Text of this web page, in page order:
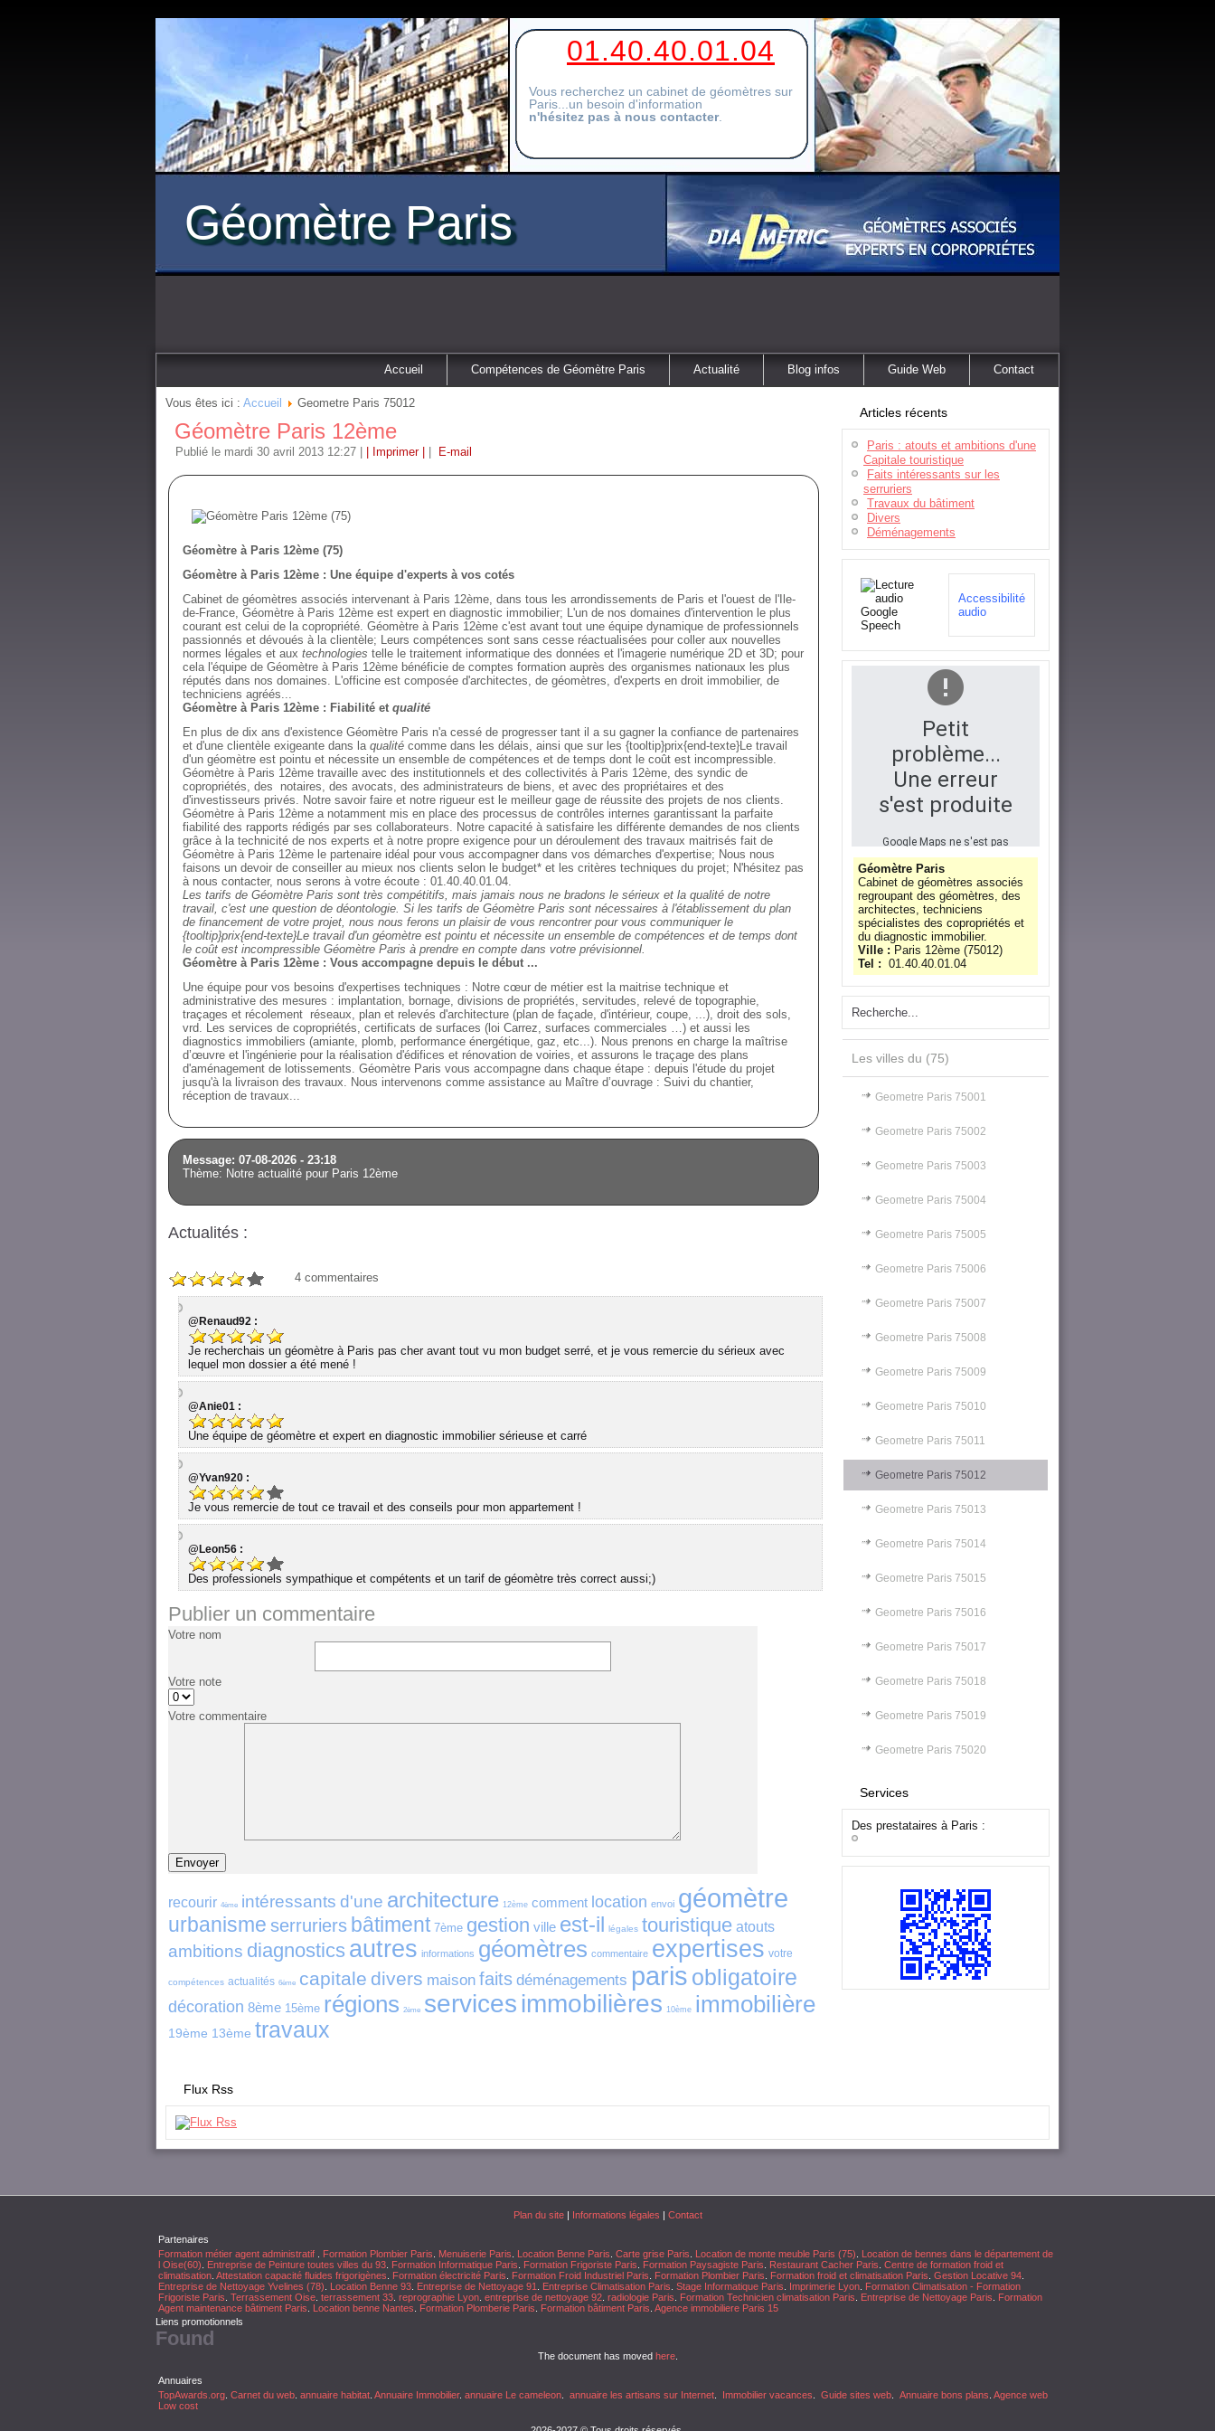
Vous recherchez un cabinet de géomètres sur
Paris...un besoin d'information
n'hésitez pas à nous contacter.
Géomètre Paris
01.40.40.01.04
Accueil Compétences de Géomètre Paris Actualité Blog infos Guide Web Contact
Vous êtes ici : Accueil Geometre Paris 75012
Géomètre Paris 12ème
Publié le mardi 30 avril 2013 12:27 | Imprimer | E-mail
Géomètre à Paris 12ème (75)
Géomètre à Paris 12ème : Une équipe d'experts à vos cotés
Cabinet de géomètres associés intervenant à Paris 12ème, dans tous les arrondissements de Paris et l'ouest de l'Ile-
de-France, Géomètre à Paris 12ème est expert en diagnostic immobilier; L'un de nos domaines d'intervention le plus
courant est celui de la copropriété. Géomètre à Paris 12ème c'est avant tout une équipe dynamique de professionnels
passionnés et dévoués à la clientèle; Leurs compétences sont sans cesse réactualisées pour coller aux nouvelles
normes légales et aux technologies telle le traitement informatique des données et l'imagerie numérique 2D et 3D; pour
cela l'équipe de Géomètre à Paris 12ème bénéficie de comptes formation auprès des organismes nationaux les plus
réputés dans nos domaines. L'officine est composée d'architectes, de géomètres, d'experts en droit immobilier, de
techniciens agréés...
Géomètre à Paris 12ème : Fiabilité et qualité
En plus de dix ans d'existence Géomètre Paris n'a cessé de progresser tant il a su gagner la confiance de partenaires
et d'une clientèle exigeante dans la qualité comme dans les délais, ainsi que sur les {tooltip}prix{end-texte}Le travail
d'un géomètre est pointu et nécessite un ensemble de compétences et de temps dont le coût est incompressible.
Géomètre à Paris 12ème travaille avec des institutionnels et des collectivités à Paris 12ème, des syndic de
copropriétés, des notaires, des avocats, des administrateurs de biens, et avec des propriétaires et des
d'investisseurs privés. Notre savoir faire et notre rigueur est le meilleur gage de réussite des projets de nos clients.
Géomètre à Paris 12ème a notamment mis en place des processus de contrôles internes garantissant la parfaite
fiabilité des rapports rédigés par ses collaborateurs. Notre capacité à satisfaire les différente demandes de nos clients
grâce à la technicité de nos experts et à notre propre exigence pour un déroulement des travaux maitrisés fait de
Géomètre à Paris 12ème le partenaire idéal pour vous accompagner dans vos démarches d'expertise; Nous nous
faisons un devoir de conseiller au mieux nos clients selon le budget* et les critères techniques du projet; N'hésitez pas
à nous contacter, nous serons à votre écoute : 01.40.40.01.04.
Les tarifs de Géomètre Paris sont très compétitifs, mais jamais nous ne bradons le sérieux et la qualité de notre
travail, c'est une question de déontologie. Si les tarifs de Géomètre Paris sont nécessaires à l'établissement du plan
de financement de votre projet, nous nous ferons un plaisir de vous rencontrer pour vous communiquer le
{tooltip}prix{end-texte}Le travail d'un géomètre est pointu et nécessite un ensemble de compétences et de temps dont
le coût est incompressible Géomètre Paris à prendre en compte dans votre prévisionnel.
Géomètre à Paris 12ème : Vous accompagne depuis le début ...
Une équipe pour vos besoins d'expertises techniques : Notre cœur de métier est la maitrise technique et
administrative des mesures : implantation, bornage, divisions de propriétés, servitudes, relevé de topographie,
traçages et récolement réseaux, plan et relevés d'architecture (plan de façade, d'intérieur, coupe, ...), droit des sols,
vrd. Les services de copropriétés, certificats de surfaces (loi Carrez, surfaces commerciales …) et aussi les
diagnostics immobiliers (amiante, plomb, performance énergétique, gaz, etc...). Nous prenons en charge la maîtrise
d’œuvre et l'ingénierie pour la réalisation d'édifices et rénovation de voiries, et assurons le traçage des plans
d'aménagement de lotissements. Géomètre Paris vous accompagne dans chaque étape : depuis l'étude du projet
jusqu'à la livraison des travaux. Nous intervenons comme assistance au Maître d’ouvrage : Suivi du chantier,
réception de travaux...
Message: 07-08-2026 - 23:18
Thème: Notre actualité pour Paris 12ème
Actualités :
4 commentaires
@Renaud92 :
Je recherchais un géomètre à Paris pas cher avant tout vu mon budget serré, et je vous remercie du sérieux avec
lequel mon dossier a été mené !
@Anie01 :
Une équipe de géomètre et expert en diagnostic immobilier sérieuse et carré
@Yvan920 :
Je vous remercie de tout ce travail et des conseils pour mon appartement !
@Leon56 :
Des professionels sympathique et compétents et un tarif de géomètre très correct aussi;)
Publier un commentaire
Votre nom
Votre note
Votre commentaire
recourir 4ème intéressants d'une architecture 12ème comment location envoi géomètre
urbanisme serruriers bâtiment 7ème gestion ville est-il légales touristique atouts
ambitions diagnostics autres informations géomètres commentaire expertises votre
compétences actualités 6ème capitale divers maison faits déménagements paris obligatoire
décoration 8ème 15ème régions 2ème services immobilières 10ème immobilière
19ème 13ème travaux
Articles récents
Paris : atouts et ambitions d'une
Capitale touristique
Faits intéressants sur les
serruriers
Travaux du bâtiment
Divers
Déménagements
Accessibilité
audio
Petit
problème...
Une erreur
s'est produite
Google Maps ne s'est pas
chargé correctement sur
cette page. Pour plus
d'informations techniques
sur cette erreur, veuillez
consulter la console
JavaScript.
Géomètre Paris
Cabinet de géomètres associés
regroupant des géomètres, des
architectes, techniciens
spécialistes des copropriétés et
du diagnostic immobilier.
Ville : Paris 12ème (75012)
Tel : 01.40.40.01.04
Les villes du (75)
Geometre Paris 75001
Geometre Paris 75002
Geometre Paris 75003
Geometre Paris 75004
Geometre Paris 75005
Geometre Paris 75006
Geometre Paris 75007
Geometre Paris 75008
Geometre Paris 75009
Geometre Paris 75010
Geometre Paris 75011
Geometre Paris 75012
Geometre Paris 75013
Geometre Paris 75014
Geometre Paris 75015
Geometre Paris 75016
Geometre Paris 75017
Geometre Paris 75018
Geometre Paris 75019
Geometre Paris 75020
Services
Des prestataires à Paris :
Flux Rss
Plan du site| Informations légales | Contact
Partenaires
Formation métier agent administratif
Formation Plombier Paris Menuiserie Paris Location Benne Paris Carte grise Paris Location de monte meuble Paris (75)
Location de bennes dans le département de
l Oise(60)
Entreprise de Peinture toutes villes du 93 Formation Informatique Paris Formation Frigoriste Paris Formation Paysagiste Paris Restaurant Cacher Paris Centre de formation froid et
climatisation Attestation capacité fluides frigorigènes Formation électricité Paris Formation Froid Industriel Paris Formation Plombier Paris Formation froid et climatisation Paris Gestion Locative 94
Entreprise de Nettoyage Yvelines (78)
Location Benne 93 Entreprise de Nettoyage 91 Entreprise Climatisation Paris Stage Informatique Paris Imprimerie Lyon Formation Climatisation - Formation
Frigoriste Paris Terrassement Oise terrassement 33 reprographie Lyon entreprise de nettoyage 92 radiologie Paris Formation Technicien climatisation Paris Entreprise de Nettoyage Paris
Formation
Agent maintenance bâtiment Paris
Location benne Nantes Formation Plomberie Paris Formation bâtiment Paris Agence immobiliere Paris 15
Liens promotionnels
Found
The document has moved here.
Annuaires
TopAwards.org Carnet du web annuaire habitat Annuaire Immobilier. annuaire Le cameleon annuaire les artisans sur Internet Immobilier vacances Guide sites web Annuaire bons plans Agence web
Low cost